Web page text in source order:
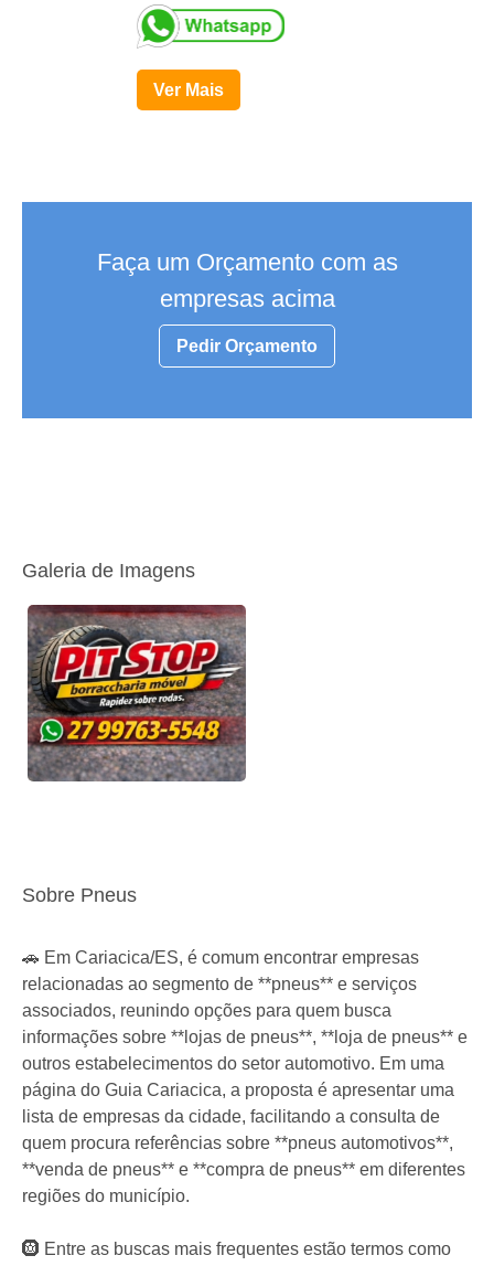
Ver Mais
Faça um Orçamento com as
empresas acima
Pedir Orçamento
Galeria de Imagens
Sobre Pneus
🚗 Em Cariacica/ES, é comum encontrar empresas
relacionadas ao segmento de **pneus** e serviços
associados, reunindo opções para quem busca
informações sobre **lojas de pneus**, **loja de pneus** e
outros estabelecimentos do setor automotivo. Em uma
página do Guia Cariacica, a proposta é apresentar uma
lista de empresas da cidade, facilitando a consulta de
quem procura referências sobre **pneus automotivos**,
**venda de pneus** e **compra de pneus** em diferentes
regiões do município.
🛞 Entre as buscas mais frequentes estão termos como